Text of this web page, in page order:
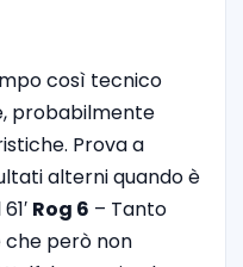
così tecnico
probabilmente
Prova a
alterni quando è
Rog 6 – Tanto
che però non